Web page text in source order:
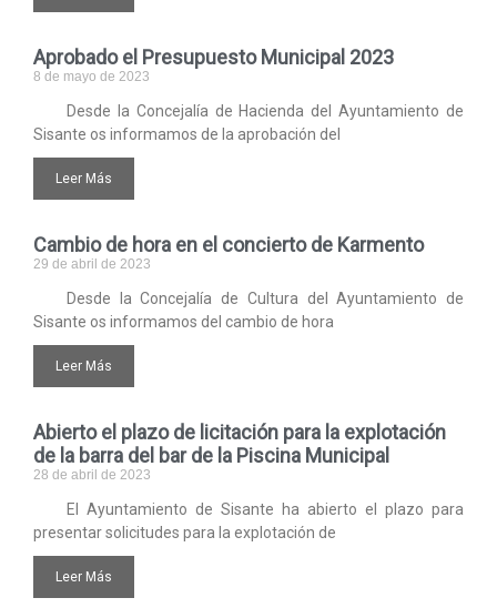
Aprobado el Presupuesto Municipal 2023
8 de mayo de 2023
Desde la Concejalía de Hacienda del Ayuntamiento de
Sisante os informamos de la aprobación del
Leer Más
Cambio de hora en el concierto de Karmento
29 de abril de 2023
Desde la Concejalía de Cultura del Ayuntamiento de
Sisante os informamos del cambio de hora
Leer Más
Abierto el plazo de licitación para la explotación
de la barra del bar de la Piscina Municipal
28 de abril de 2023
El Ayuntamiento de Sisante ha abierto el plazo para
presentar solicitudes para la explotación de
Leer Más